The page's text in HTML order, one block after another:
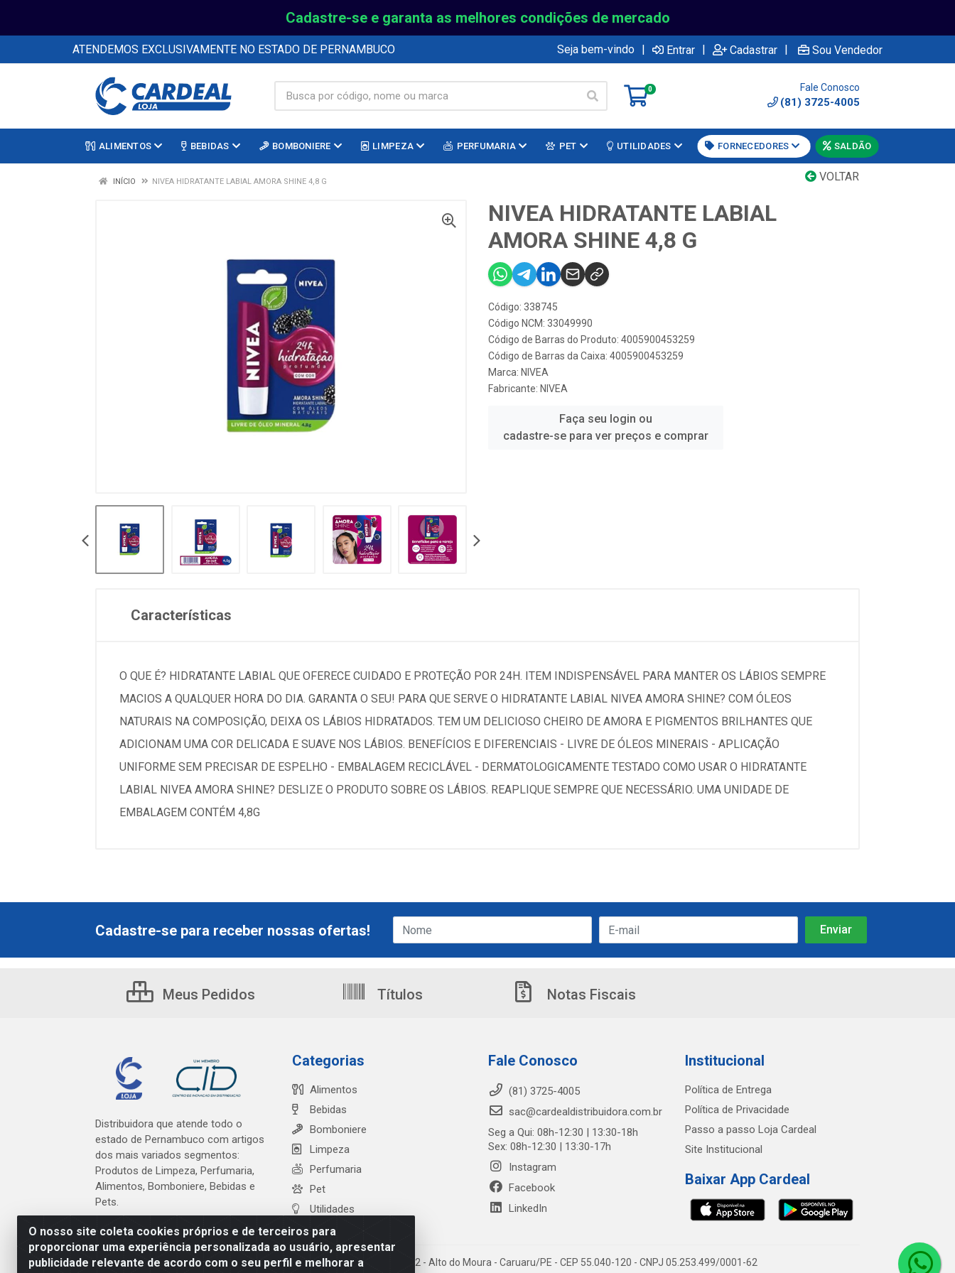
Cadastre-se e garanta as melhores condições de mercado
ATENDEMOS EXCLUSIVAMENTE NO ESTADO DE PERNAMBUCO Seja bem-vindo | Entrar | Cadastrar | Sou Vendedor
0 Fale Conosco
(81) 3725-4005
ALIMENTOS BEBIDAS BOMBONIERE LIMPEZA PERFUMARIA PET UTILIDADES FORNECEDORES SALDÃO
VOLTAR
INÍCIO NIVEA HIDRATANTE LABIAL AMORA SHINE 4,8 G
NIVEA HIDRATANTE LABIAL
AMORA SHINE 4,8 G
Código: 338745
Código NCM: 33049990
Código de Barras do Produto: 4005900453259
Código de Barras da Caixa: 4005900453259
Marca: NIVEA
Fabricante: NIVEA
Faça seu login ou
cadastre-se para ver preços e comprar
Características
O QUE É? HIDRATANTE LABIAL QUE OFERECE CUIDADO E PROTEÇÃO POR 24H. ITEM INDISPENSÁVEL PARA MANTER OS LÁBIOS SEMPRE
MACIOS A QUALQUER HORA DO DIA. GARANTA O SEU! PARA QUE SERVE O HIDRATANTE LABIAL NIVEA AMORA SHINE? COM ÓLEOS
NATURAIS NA COMPOSIÇÃO, DEIXA OS LÁBIOS HIDRATADOS. TEM UM DELICIOSO CHEIRO DE AMORA E PIGMENTOS BRILHANTES QUE
ADICIONAM UMA COR DELICADA E SUAVE NOS LÁBIOS. BENEFÍCIOS E DIFERENCIAIS - LIVRE DE ÓLEOS MINERAIS - APLICAÇÃO
UNIFORME SEM PRECISAR DE ESPELHO - EMBALAGEM RECICLÁVEL - DERMATOLOGICAMENTE TESTADO COMO USAR O HIDRATANTE
LABIAL NIVEA AMORA SHINE? DESLIZE O PRODUTO SOBRE OS LÁBIOS. REAPLIQUE SEMPRE QUE NECESSÁRIO. UMA UNIDADE DE
EMBALAGEM CONTÉM 4,8G
O nosso site coleta cookies próprios e de terceiros para
proporcionar uma experiência personalizada ao usuário, apresentar
publicidade relevante de acordo com o seu perfil e melhorar a
Cadastre-se para receber nossas ofertas!
Meus Pedidos Títulos Notas Fiscais
Distribuidora que atende todo o
estado de Pernambuco com artigos
dos mais variados segmentos:
Produtos de Limpeza, Perfumaria,
Alimentos, Bomboniere, Bebidas e
Pets.
Categorias
Alimentos
Bebidas
Bomboniere
Limpeza
Perfumaria
Pet
Utilidades
Fale Conosco
(81) 3725-4005
sac@cardealdistribuidora.com.br
Seg a Qui: 08h-12:30 | 13:30-18h
Sex: 08h-12:30 | 13:30-17h
Instagram
Facebook
LinkedIn
Institucional
Política de Entrega
Política de Privacidade
Passo a passo Loja Cardeal
Site Institucional
Baixar App Cardeal
Cardeal Distribuidora - Estrada Alto do Moura, 582 - Alto do Moura - Caruaru/PE - CEP 55.040-120 - CNPJ 05.253.499/0001-62